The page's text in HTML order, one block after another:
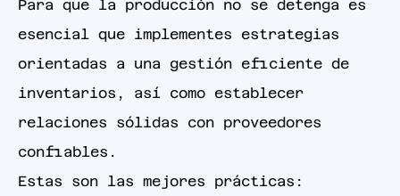
Para que la producción no se detenga es
esencial que implementes estrategias
orientadas a una gestión eficiente de
inventarios, así como establecer
relaciones sólidas con proveedores
confiables.
Estas son las mejores prácticas: